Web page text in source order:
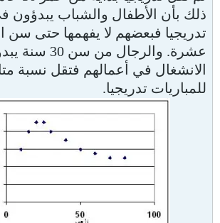
ذلك بأن الأطفال والشباب يبدؤون
تدريجيا فبعضهم لا يفهمها حتى سن
عشرة. والرجال من
الانشغال في أعمالهم فتقل نسبة
للمباريات تدريجيا.